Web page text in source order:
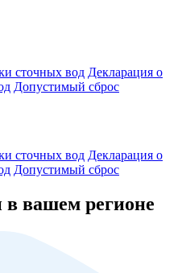
сточных вод Декларация о
Допустимый сброс
сточных вод Декларация о
Допустимый сброс
вашем регионе